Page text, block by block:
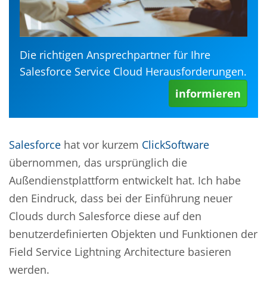
Die richtigen Ansprechpartner für Ihre
Salesforce Service Cloud Herausforderungen.
informieren
Salesforce hat vor kurzem ClickSoftware
übernommen, das ursprünglich die
Außendienstplattform entwickelt hat. Ich habe
den Eindruck, dass bei der Einführung neuer
Clouds durch Salesforce diese auf den
benutzerdefinierten Objekten und Funktionen der
Field Service Lightning Architecture basieren
werden.